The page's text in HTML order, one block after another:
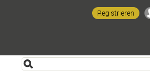
Registrieren